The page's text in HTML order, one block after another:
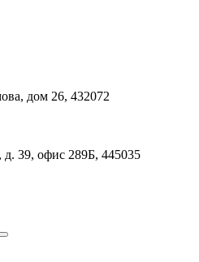
дом 26, 432072
д. 39, офис 289Б, 445035